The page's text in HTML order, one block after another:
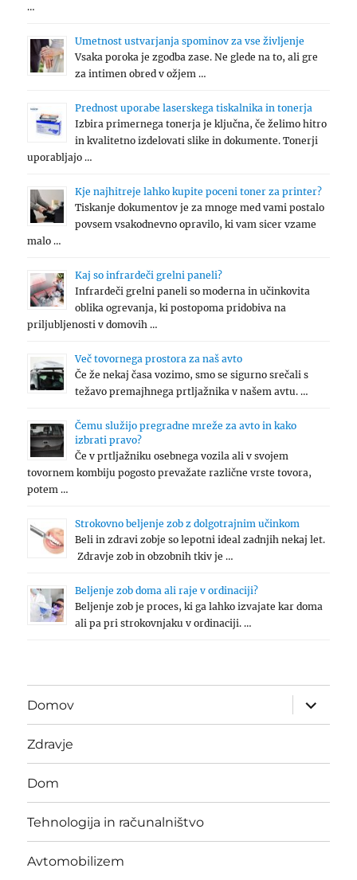
…
Umetnost ustvarjanja spominov za vse življenje
Vsaka poroka je zgodba zase. Ne glede na to, ali gre
za intimen obred v ožjem …
Prednost uporabe laserskega tiskalnika in tonerja
Izbira primernega tonerja je ključna, če želimo hitro
in kvalitetno izdelovati slike in dokumente. Tonerji
uporabljajo …
Kje najhitreje lahko kupite poceni toner za printer?
Tiskanje dokumentov je za mnoge med vami postalo
povsem vsakodnevno opravilo, ki vam sicer vzame
malo …
Kaj so infrardeči grelni paneli?
Infrardeči grelni paneli so moderna in učinkovita
oblika ogrevanja, ki postopoma pridobiva na
priljubljenosti v domovih …
Več tovornega prostora za naš avto
Če že nekaj časa vozimo, smo se sigurno srečali s
težavo premajhnega prtljažnika v našem avtu. …
Čemu služijo pregradne mreže za avto in kako
izbrati pravo?
Če v prtljažniku osebnega vozila ali v svojem
tovornem kombiju pogosto prevažate različne vrste tovora,
potem …
Strokovno beljenje zob z dolgotrajnim učinkom
Beli in zdravi zobje so lepotni ideal zadnjih nekaj let.
Zdravje zob in obzobnih tkiv je …
Beljenje zob doma ali raje v ordinaciji?
Beljenje zob je proces, ki ga lahko izvajate kar doma
ali pa pri strokovnjaku v ordinaciji. …
Domov
expand
child
menu
Zdravje
Dom
Tehnologija in računalništvo
Avtomobilizem